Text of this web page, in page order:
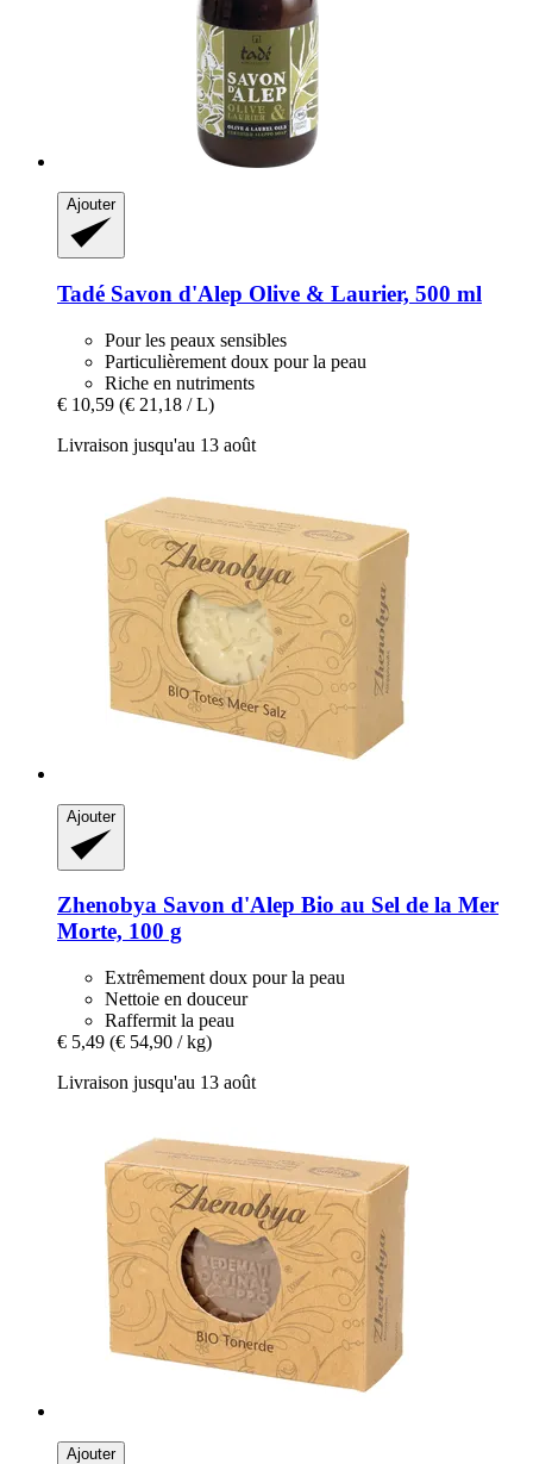
Ajouter
Tadé Savon d'Alep Olive & Laurier, 500 ml
Pour les peaux sensibles
Particulièrement doux pour la peau
Riche en nutriments
€ 10,59 (€ 21,18 / L)
Livraison jusqu'au 13 août
Ajouter
Zhenobya Savon d'Alep Bio au Sel de la Mer
Morte, 100 g
Extrêmement doux pour la peau
Nettoie en douceur
Raffermit la peau
€ 5,49 (€ 54,90 / kg)
Livraison jusqu'au 13 août
Ajouter